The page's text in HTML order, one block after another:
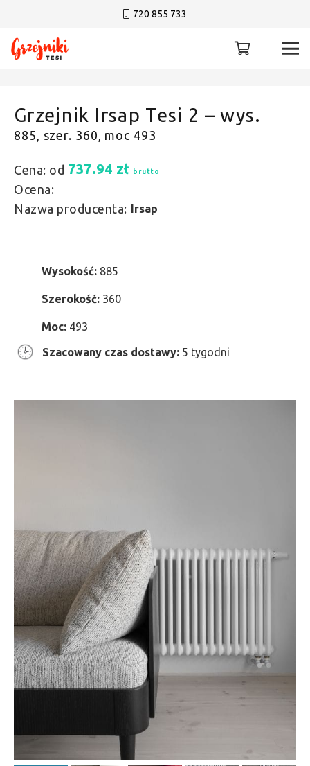
720 855 733
Grzejnik Irsap Tesi 2 – wys.
885, szer. 360, moc 493
Cena: od 737.94 zł brutto
Ocena:
Nazwa producenta: Irsap
Wysokość: 885
Szerokość: 360
Moc: 493
Szacowany czas dostawy: 5 tygodni